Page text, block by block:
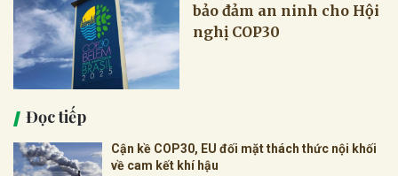
bảo đảm an ninh cho Hội
nghị COP30
Đọc tiếp
Cận kề COP30, EU đối mặt thách thức nội khối
về cam kết khí hậu